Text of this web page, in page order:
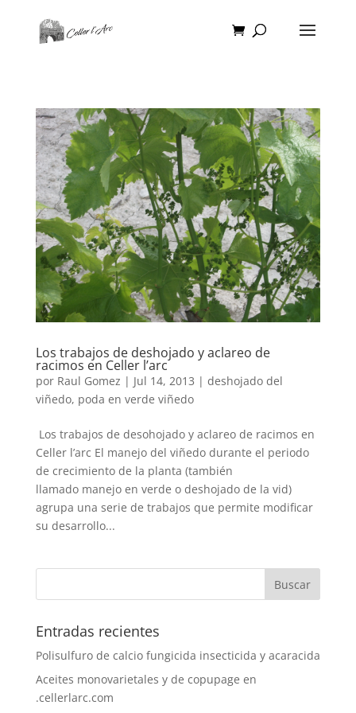
Los trabajos de deshojado y aclareo de
racimos en Celler l’arc
por Raul Gomez | Jul 14, 2013 | deshojado del
viñedo, poda en verde viñedo
Los trabajos de desohojado y aclareo de racimos en
Celler l’arc El manejo del viñedo durante el periodo
de crecimiento de la planta (también
llamado manejo en verde o deshojado de la vid)
agrupa una serie de trabajos que permite modificar
su desarrollo...
Entradas recientes
Polisulfuro de calcio fungicida insecticida y acaracida
Aceites monovarietales y de copupage en
.cellerlarc.com